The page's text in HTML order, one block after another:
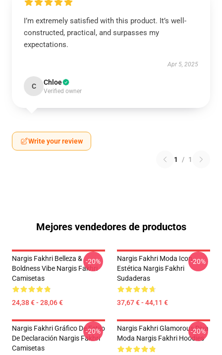
I’m extremely satisfied with this product. It’s well-
constructed, practical, and surpasses my
expectations.
Apr 5, 2025
C Chloe
Verified owner
Write your review
1 / 1
Mejores vendedores de productos
Nargis Fakhri Belleza &
Boldness Vibe Nargis Fakhri
Camisetas
24,38 € - 28,06 €
-20%
Nargis Fakhri Moda Icon
Estética Nargis Fakhri
Sudaderas
37,67 € - 44,11 €
-20%
Nargis Fakhri Gráfico De Estilo
De Declaración Nargis Fakhri
Camisetas
-20%
Nargis Fakhri Glamorous Diva
Moda Nargis Fakhri Hoodies
-20%